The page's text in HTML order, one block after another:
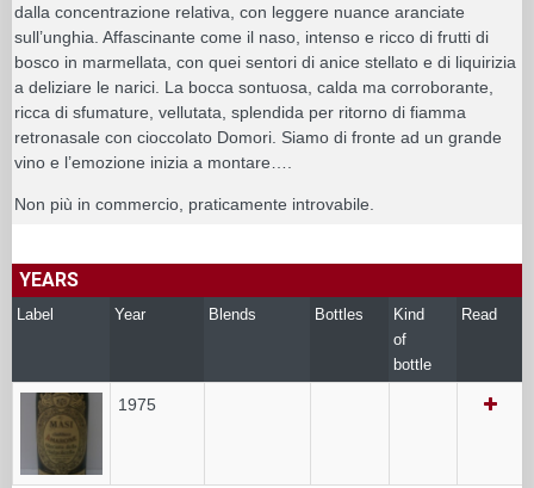
dalla concentrazione relativa, con leggere nuance aranciate
sull’unghia. Affascinante come il naso, intenso e ricco di frutti di
bosco in marmellata, con quei sentori di anice stellato e di liquirizia
a deliziare le narici. La bocca sontuosa, calda ma corroborante,
ricca di sfumature, vellutata, splendida per ritorno di fiamma
retronasale con cioccolato Domori. Siamo di fronte ad un grande
vino e l’emozione inizia a montare….
Non più in commercio, praticamente introvabile.
YEARS
Label Year Blends Bottles
Kind
of
bottle
Read
1975